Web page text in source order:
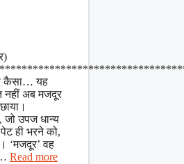
कैसा… यह
नहीं अब मजदूर
जो उपज धान्य
ही भरने को,
‘मजदूर’ वह
Read more